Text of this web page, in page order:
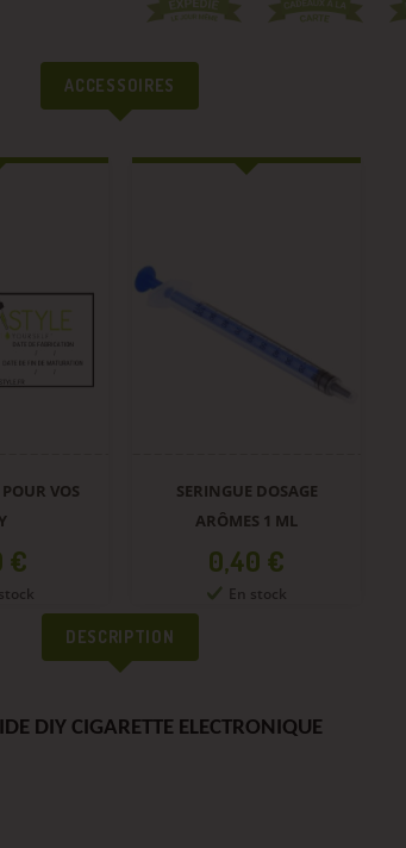
ACCESSOIRES
VOS
€
SERINGUE DOSAGE
ARÔMES 1 ML
Prix
0,40 €
En stock
DESCRIPTION
DIY CIGARETTE ELECTRONIQUE